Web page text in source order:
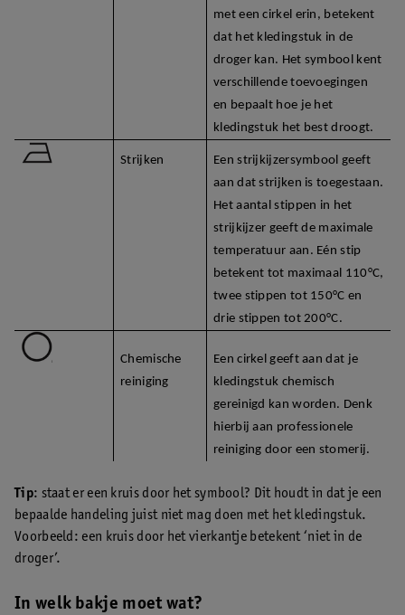
met een cirkel erin, betekent
dat het kledingstuk in de
droger kan. Het symbool kent
verschillende toevoegingen
en bepaalt hoe je het
kledingstuk het best droogt.
Strijken
Een strijkijzersymbool geeft
aan dat strijken is toegestaan.
Het aantal stippen in het
strijkijzer geeft de maximale
temperatuur aan. Eén stip
betekent tot maximaal 110°C,
twee stippen tot 150°C en
drie stippen tot 200°C.
Chemische
reiniging
Een cirkel geeft aan dat je
kledingstuk chemisch
gereinigd kan worden. Denk
hierbij aan professionele
reiniging door een stomerij.
Tip: staat er een kruis door het symbool? Dit houdt in dat je een
bepaalde handeling juist niet mag doen met het kledingstuk.
Voorbeeld: een kruis door het vierkantje betekent ‘niet in de
droger’.
In welk bakje moet wat?